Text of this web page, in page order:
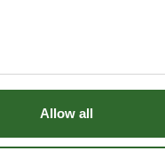
Allow all